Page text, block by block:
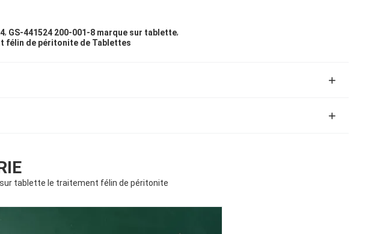
, GS-441524 200-001-8 marque sur tablette,
félin de péritonite de Tablettes
tablette le traitement félin de péritonite